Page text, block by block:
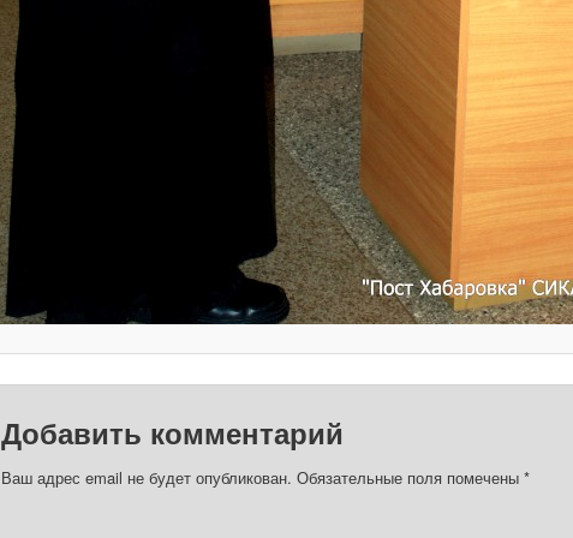
Добавить комментарий
Ваш адрес email не будет опубликован. Обязательные поля помечены *